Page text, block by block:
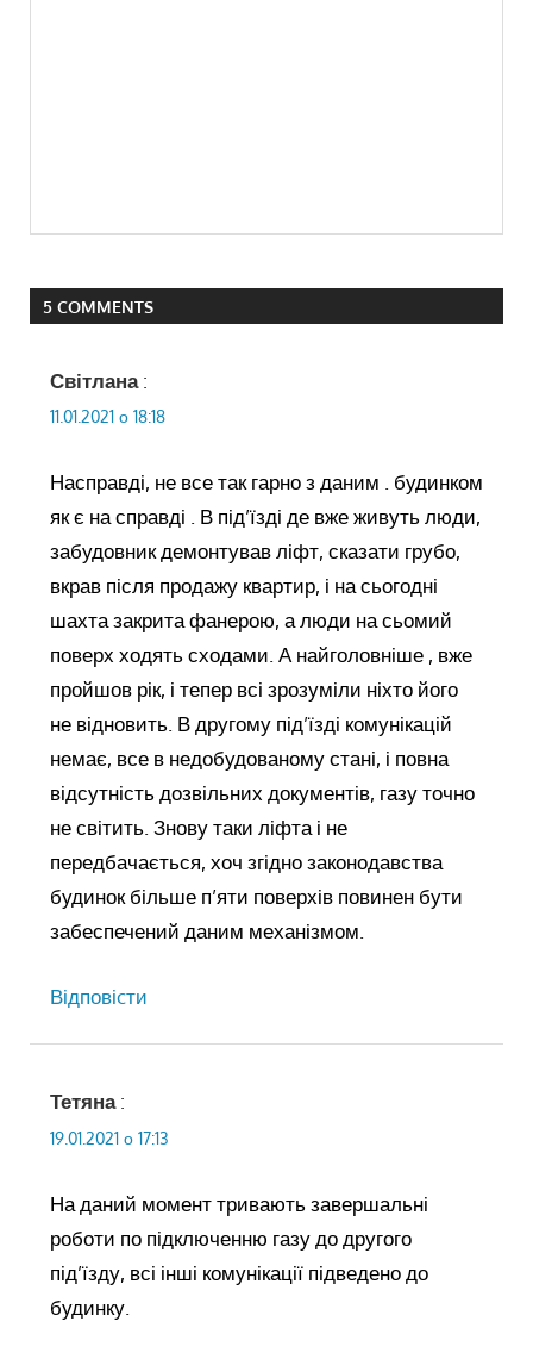
5 COMMENTS
Світлана :
11.01.2021 о 18:18
Насправді, не все так гарно з даним . будинком
як є на справді . В під’їзді де вже живуть люди,
забудовник демонтував ліфт, сказати грубо,
вкрав після продажу квартир, і на сьогодні
шахта закрита фанерою, а люди на сьомий
поверх ходять сходами. А найголовніше , вже
пройшов рік, і тепер всі зрозуміли ніхто його
не відновить. В другому під’їзді комунікацій
немає, все в недобудованому стані, і повна
відсутність дозвільних документів, газу точно
не світить. Знову таки ліфта і не
передбачається, хоч згідно законодавства
будинок більше п’яти поверхів повинен бути
забеспечений даним механізмом.
Відповіcти
Тетяна :
19.01.2021 о 17:13
На даний момент тривають завершальні
роботи по підключенню газу до другого
під’їзду, всі інші комунікації підведено до
будинку.